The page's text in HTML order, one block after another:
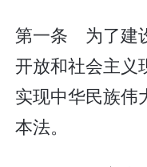
第一条 为了建
开放和社会主义
实现中华民族伟
本法。